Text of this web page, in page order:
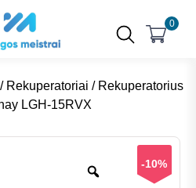
0
/ Rekuperatoriai / Rekuperatorius
LGH-15RVX
-10%